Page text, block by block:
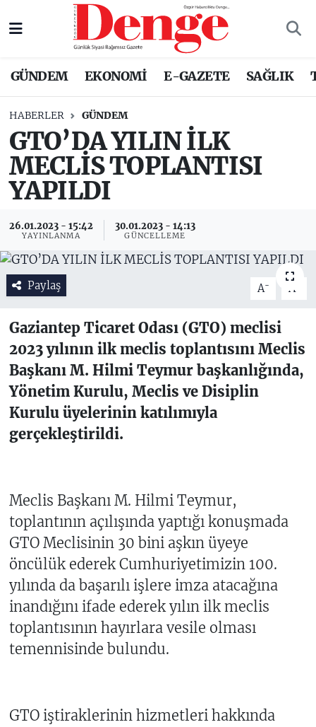
GÜNDEM EKONOMİ E-GAZETE SAĞLIK
HABERLER GÜNDEM
GTO’DA YILIN İLK
MECLİS TOPLANTISI
YAPILDI
26.01.2023 - 15:42
YAYINLANMA
30.01.2023 - 14:13
GÜNCELLEME
Paylaş A- A
Gaziantep Ticaret Odası (GTO) meclisi
2023 yılının ilk meclis toplantısını Meclis
Başkanı M. Hilmi Teymur başkanlığında,
Yönetim Kurulu, Meclis ve Disiplin
Kurulu üyelerinin katılımıyla
gerçekleştirildi.
Meclis Başkanı M. Hilmi Teymur,
toplantının açılışında yaptığı konuşmada
GTO Meclisinin 30 bini aşkın üyeye
öncülük ederek Cumhuriyetimizin 100.
yılında da başarılı işlere imza atacağına
inandığını ifade ederek yılın ilk meclis
toplantısının hayırlara vesile olması
temennisinde bulundu.
GTO iştiraklerinin hizmetleri hakkında
Nöbetçi Eczaneler
Trafik Durumu
Süper Lig Puan Durumu ve Fikstür
Tüm Manşetler
Son Dakika Haberleri